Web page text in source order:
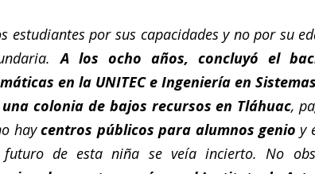
estudiantes por sus capacidades y no por su
A los ocho años, concluyó el
en la UNITEC e Ingeniería en
colonia de bajos recursos en Tláhuac,
haycentros públicos para alumnos genio y
futuro de esta niña se veía incierto. No